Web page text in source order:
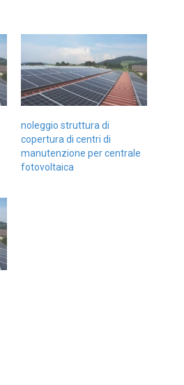
noleggio struttura di
copertura di centri di
manutenzione per centrale
fotovoltaica